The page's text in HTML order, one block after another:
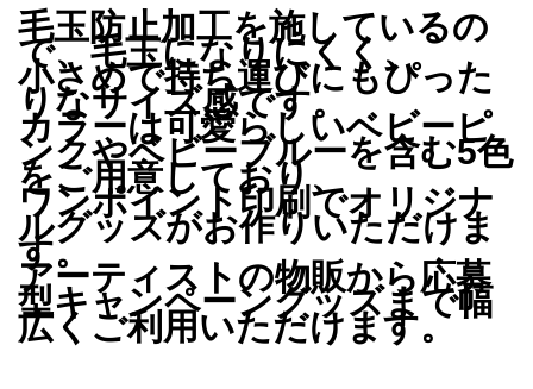
毛玉防止加工を施しているの
で、毛玉になりにくく、
小さめで持ち運びにもぴった
りなサイズ感です。
カラーは可愛らしいベビーピ
ンクやベビーブルーを含む5色
をご用意しており、
ワンポイント印刷でオリジナ
ルグッズがお作りいただけま
す。
アーティストの物販から応募
型キャンペーングッズまで幅
広くご利用いただけます。